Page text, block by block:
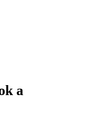
a